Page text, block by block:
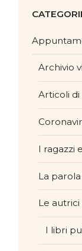
Archivio
Articoli
I ragazzi
La
Le
I libri